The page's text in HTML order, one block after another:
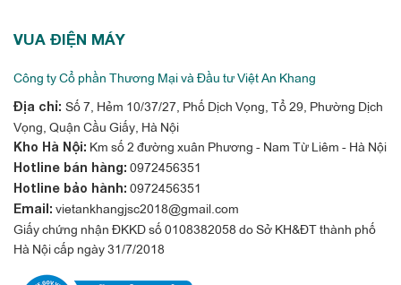
VUA ĐIỆN MÁY
Công ty Cổ phần Thương Mại và Đầu tư Việt An Khang
Địa chỉ: Số 7, Hẻm 10/37/27, Phố Dịch Vọng, Tổ 29, Phường Dịch
Vọng, Quận Cầu Giấy, Hà Nội
Kho Hà Nội: Km số 2 đường xuân Phương - Nam Từ Liêm - Hà Nội
Hotline bán hàng: 0972456351
Hotline bảo hành: 0972456351
Email: vietankhangjsc2018@gmail.com
Giấy chứng nhận ĐKKD số 0108382058 do Sở KH&ĐT thành phố
Hà Nội cấp ngày 31/7/2018